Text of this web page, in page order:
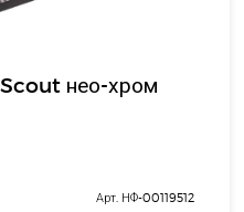
нео-хром
Арт. НФ-00119512